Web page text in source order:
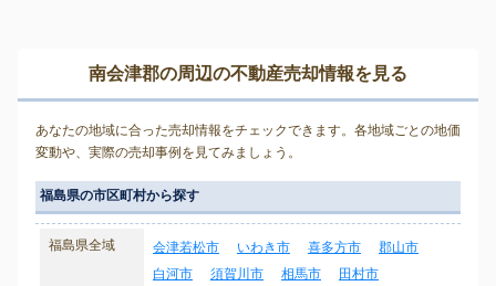
南会津郡の周辺の不動産売却情報を見る
あなたの地域に合った売却情報をチェックできます。各地域ごとの地価
変動や、実際の売却事例を見てみましょう。
福島県の市区町村から探す
福島県全域 会津若松市 いわき市 喜多方市
郡山市
白河市
須賀川市 相馬市
田村市